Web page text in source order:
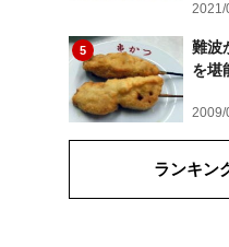
2021/
5
難波
を堪
2009/
ランキン